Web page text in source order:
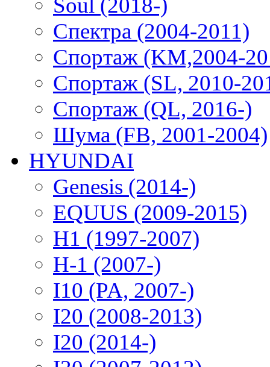
Soul (2018-)
Спектра (2004-2011)
Спортаж (KM,2004-
Спортаж (SL, 2010-
Спортаж (QL, 2016-)
Шума (FB, 2001-2004)
HYUNDAI
Genesis (2014-)
EQUUS (2009-2015)
H1 (1997-2007)
H-1 (2007-)
I10 (PA, 2007-)
I20 (2008-2013)
I20 (2014-)